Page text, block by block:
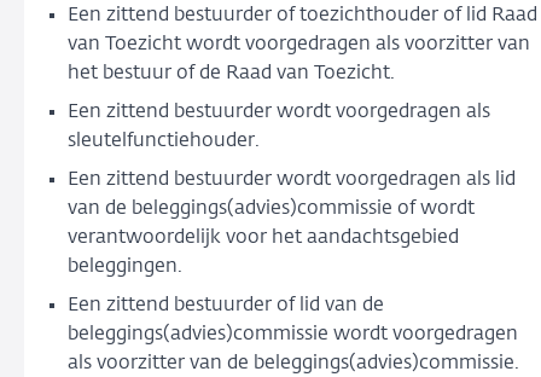
Een zittend bestuurder of toezichthouder of lid Raad
van Toezicht wordt voorgedragen als voorzitter van
het bestuur of de Raad van Toezicht.
Een zittend bestuurder wordt voorgedragen als
sleutelfunctiehouder.
Een zittend bestuurder wordt voorgedragen als lid
van de beleggings(advies)commissie of wordt
verantwoordelijk voor het aandachtsgebied
beleggingen.
Een zittend bestuurder of lid van de
beleggings(advies)commissie wordt voorgedragen
als voorzitter van de beleggings(advies)commissie.